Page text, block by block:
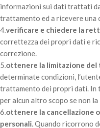
informazioni sui dati trattati
trattamento ed a ricevere
4.verificare e chiedere la
correttezza dei propri dati e
correzione.
5.ottenere la limitazione
determinate condizioni,
trattamento dei propri dati.
per alcun altro scopo se non
6.ottenere la cancellazione
personali. Quando ricorrono